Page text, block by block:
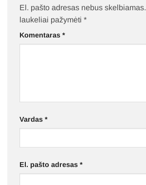
El. pašto adresas nebus skelbiamas.
laukeliai pažymėti *
Komentaras *
Vardas *
El. pašto adresas *